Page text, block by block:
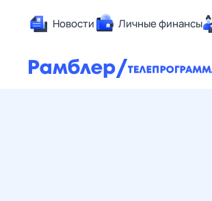
Новости Личные финансы